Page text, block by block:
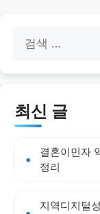
색:
최신 글
결혼이민자
정리
지역디지털